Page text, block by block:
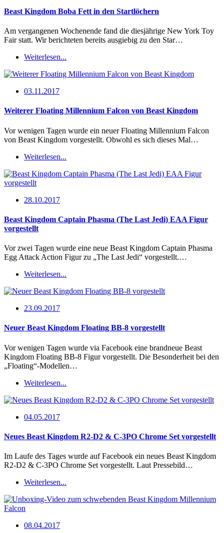
Beast Kingdom Boba Fett in den Startlöchern
Am vergangenen Wochenende fand die diesjährige New York Toy
Fair statt. Wir berichteten bereits ausgiebig zu den Star…
Weiterlesen...
03.11.2017
Weiterer Floating Millennium Falcon von Beast Kingdom
Vor wenigen Tagen wurde ein neuer Floating Millennium Falcon
von Beast Kingdom vorgestellt. Obwohl es sich dieses Mal…
Weiterlesen...
28.10.2017
Beast Kingdom Captain Phasma (The Last Jedi) EAA Figur
vorgestellt
Vor zwei Tagen wurde eine neue Beast Kingdom Captain Phasma
Egg Attack Action Figur zu „The Last Jedi“ vorgestellt.…
Weiterlesen...
23.09.2017
Neuer Beast Kingdom Floating BB-8 vorgestellt
Vor wenigen Tagen wurde via Facebook eine brandneue Beast
Kingdom Floating BB-8 Figur vorgestellt. Die Besonderheit bei den
„Floating“-Modellen…
Weiterlesen...
04.05.2017
Neues Beast Kingdom R2-D2 & C-3PO Chrome Set vorgestellt
Im Laufe des Tages wurde auf Facebook ein neues Beast Kingdom
R2-D2 & C-3PO Chrome Set vorgestellt. Laut Pressebild…
Weiterlesen...
08.04.2017